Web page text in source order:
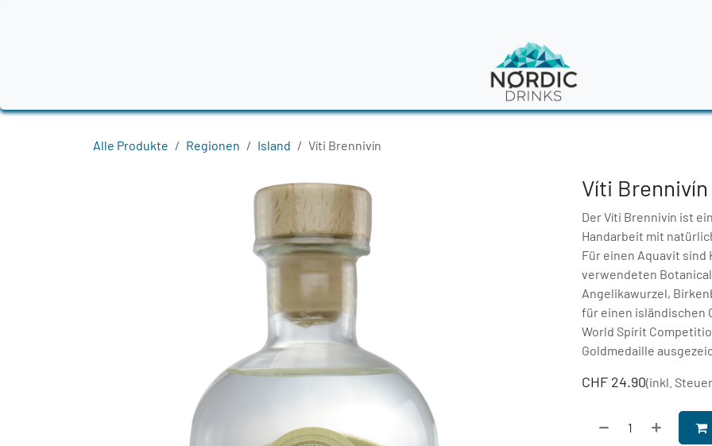
Alle Produkte Regionen Island Víti Brennivín
Víti Brennivín
Der Víti Brennivín ist
Handarbeit mit
Für einen Aquavit
verwendeten
Angelikawurzel,
für einen isländischen
World Spirit
Goldmedaille
CHF 24.90(inkl.